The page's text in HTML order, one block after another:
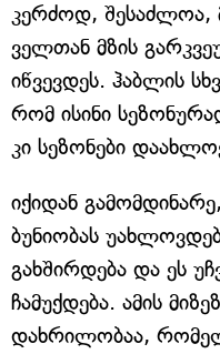
კერძოდ, შესაძლოა,
ველთან მზის
იწვევდეს. ჰაბლის
რომ ისინი
კი სეზონები
იქიდან
ბუნიობას
გახშირდება და ეს
ჩამუქდება. ამის
დახრილობაა,